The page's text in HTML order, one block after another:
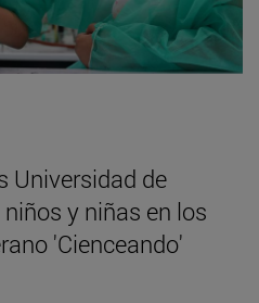
Universidad de
y niñas en los
'Cienceando'